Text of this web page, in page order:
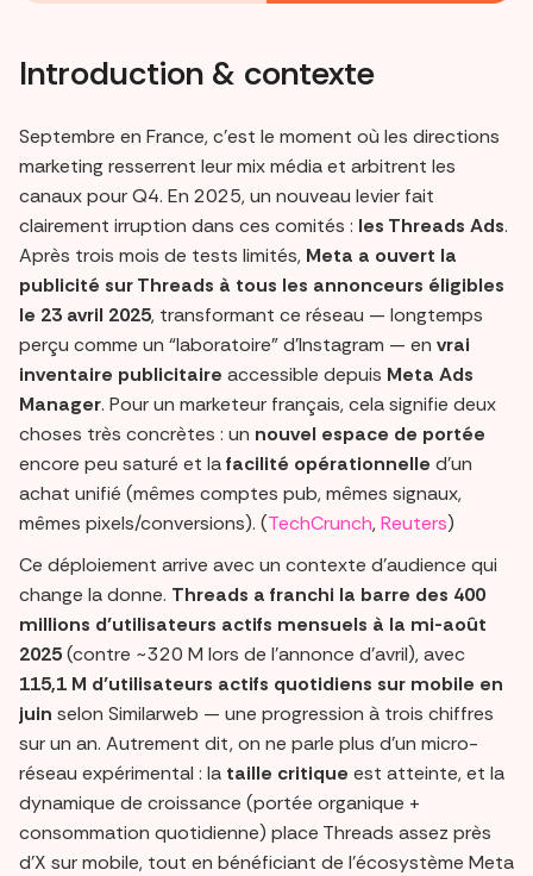
Introduction & contexte
Septembre en France, c’est le moment où les directions
marketing resserrent leur mix média et arbitrent les
canaux pour Q4. En 2025, un nouveau levier fait
clairement irruption dans ces comités : les Threads Ads.
Après trois mois de tests limités, Meta a ouvert la
publicité sur Threads à tous les annonceurs éligibles
le 23 avril 2025, transformant ce réseau — longtemps
perçu comme un “laboratoire” d’Instagram — en vrai
inventaire publicitaire accessible depuis Meta Ads
Manager. Pour un marketeur français, cela signifie deux
choses très concrètes : un nouvel espace de portée
encore peu saturé et lafacilité opérationnelle d’un
achat unifié (mêmes comptes pub, mêmes signaux,
mêmes pixels/conversions). (TechCrunch,Reuters)
Ce déploiement arrive avec un contexte d’audience qui
change la donne. Threads a franchi la barre des 400
millions d’utilisateurs actifs mensuels à la mi-août
2025(contre ~320 M lors de l’annonce d’avril), avec
115,1 M d’utilisateurs actifs quotidiens sur mobile en
juin selon Similarweb — une progression à trois chiffres
sur un an. Autrement dit, on ne parle plus d’un micro-
réseau expérimental : la taille critique est atteinte, et la
dynamique de croissance (portée organique +
consommation quotidienne) place Threads assez près
d’X sur mobile, tout en bénéficiant de l’écosystème Meta